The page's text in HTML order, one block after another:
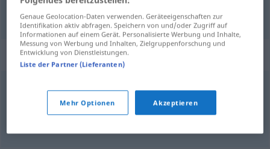
pillín Spitzbube
Beispielsätze für "Spitzbube"
abgefeimter Spitzbube
Genaue Geolocation-Daten verwenden. Geräteeigenschaften zur
Identifikation aktiv abfragen. Speichern von und/oder Zugriff auf
Informationen auf einem Gerät. Personalisierte Werbung und Inhalte,
Messung von Werbung und Inhalten, Zielgruppenforschung und
Entwicklung von Dienstleistungen.
Liste der Partner (Lieferanten)
Mehr Optionen Akzeptieren